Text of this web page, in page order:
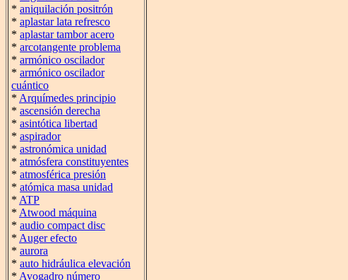
* aniquilación positrón
* aplastar lata refresco
* aplastar tambor acero
* arcotangente problema
* armónico oscilador
* armónico oscilador
cuántico
* Arquímedes principio
* ascensión derecha
* asintótica libertad
* aspirador
* astronómica unidad
* atmósfera constituyentes
* atmosférica presión
* atómica masa unidad
* ATP
* Atwood máquina
* audio compact disc
* Auger efecto
* aurora
* auto hidráulica elevación
* Avogadro número